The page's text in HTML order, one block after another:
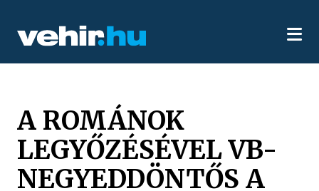
A ROMÁNOK
LEGYŐZÉSÉVEL VB-
NEGYEDDÖNTŐS A